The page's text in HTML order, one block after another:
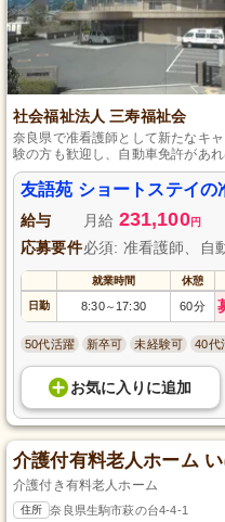
社会福祉法人 三寿福祉会
奈良県で准看護師として新たなキ
験の方も歓迎し、自動車免許があ
幅広く担当できます。年間休日は
スを大切にしながら働ける環境で
友語苑 ショートステイの
給与 月給 231,100円
応募要件必須: 准看護師、自
就業時間 休憩
日勤 8:30～ 17:30 60分
50代活躍 新卒可 未経験可 40代
お気に入り に追加
介護付有料老人ホーム
介護付き有料老人ホーム
住所 奈良県生駒市萩の台4-4-1